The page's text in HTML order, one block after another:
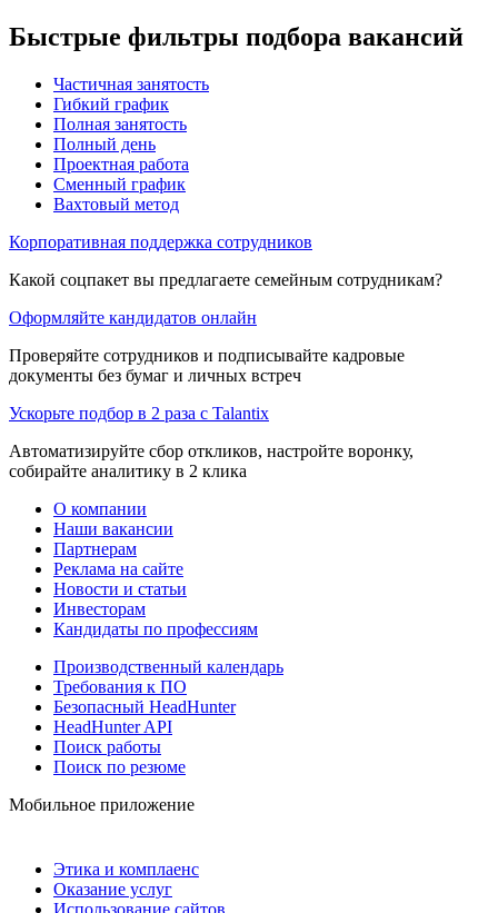
Быстрые фильтры подбора вакансий
Частичная занятость
Гибкий график
Полная занятость
Полный день
Проектная работа
Сменный график
Вахтовый метод
Корпоративная поддержка сотрудников
Какой соцпакет вы предлагаете семейным сотрудникам?
Оформляйте кандидатов онлайн
Проверяйте сотрудников и подписывайте кадровые
документы без бумаг и личных встреч
Ускорьте подбор в 2 раза с Talantix
Автоматизируйте сбор откликов, настройте воронку,
собирайте аналитику в 2 клика
О компании
Наши вакансии
Партнерам
Реклама на сайте
Новости и статьи
Инвесторам
Кандидаты по профессиям
Производственный календарь
Требования к ПО
Безопасный HeadHunter
HeadHunter API
Поиск работы
Поиск по резюме
Мобильное приложение
Этика и комплаенс
Оказание услуг
Использование сайтов